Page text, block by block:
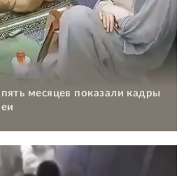
месяцев показали кадры